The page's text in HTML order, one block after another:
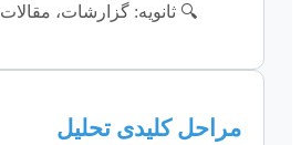
🔍 ثانویه: گزارشات، مقالات
مراحل کلیدی تحلیل